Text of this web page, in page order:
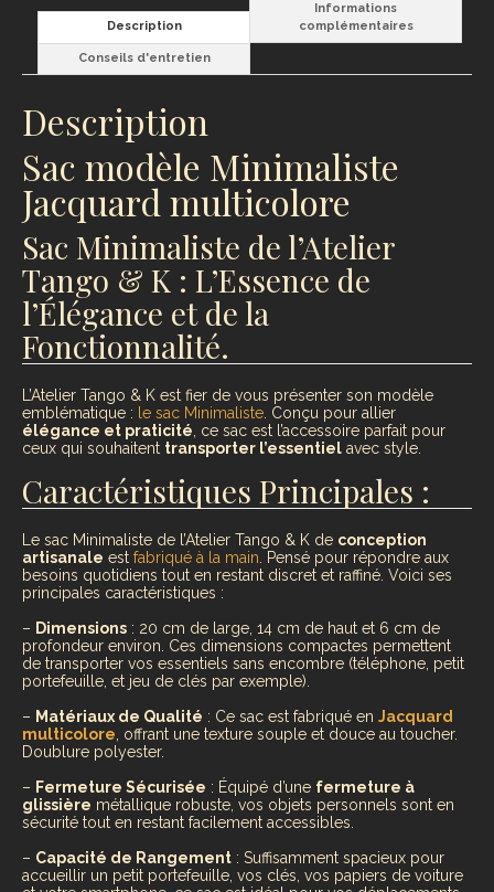
Description
Informations
complémentaires
Conseils d'entretien
Description
Sac modèle Minimaliste
Jacquard multicolore
Sac Minimaliste de l’Atelier
Tango & K : L’Essence de
l’Élégance et de la
Fonctionnalité.
L’Atelier Tango & K est fier de vous présenter son modèle
emblématique : le sac Minimaliste . Conçu pour allier
élégance et praticité , ce sac est l’accessoire parfait pour
ceux qui souhaitent transporter l’essentiel avec style.
Caractéristiques Principales :
Le sac Minimaliste de l’Atelier Tango & K de conception
artisanale est fabriqué à la main . Pensé pour répondre aux
besoins quotidiens tout en restant discret et raffiné. Voici ses
principales caractéristiques :
– Dimensions : 20 cm de large, 14 cm de haut et 6 cm de
profondeur environ. Ces dimensions compactes permettent
de transporter vos essentiels sans encombre (téléphone, petit
portefeuille, et jeu de clés par exemple).
– Matériaux de Qualité : Ce sac est fabriqué en Jacquard
multicolore , offrant une texture souple et douce au toucher.
Doublure polyester.
– Fermeture Sécurisée : Équipé d’une fermeture à
glissière métallique robuste, vos objets personnels sont en
sécurité tout en restant facilement accessibles.
– Capacité de Rangement : Suffisamment spacieux pour
accueillir un petit portefeuille, vos clés, vos papiers de voiture